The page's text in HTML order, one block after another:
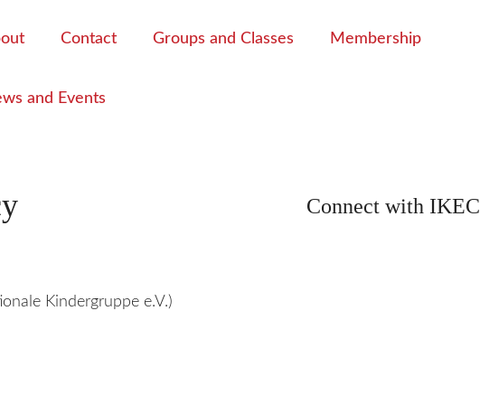
Contact Groups and Classes Membership
and Events
Kindergruppe e.V.)
Connect with IKEC